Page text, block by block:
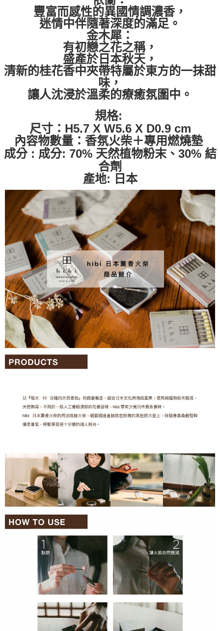
豐富而感性的異國情調濃香，
迷情中伴隨著深度的滿足。
金木犀：
有初戀之花之稱，
盛產於日本秋天，
清新的桂花香中夾帶特屬於東方的一抹甜
味，
讓人沈浸於溫柔的療癒氛圍中。
規格:
尺寸：H5.7 X W5.6 X D0.9 cm
內容物數量：香氛火柴＋專用燃燒墊
成分 : 成分: 70% 天然植物粉末、30% 結
合劑
產地: 日本